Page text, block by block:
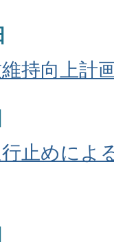
持向上計
止めによ